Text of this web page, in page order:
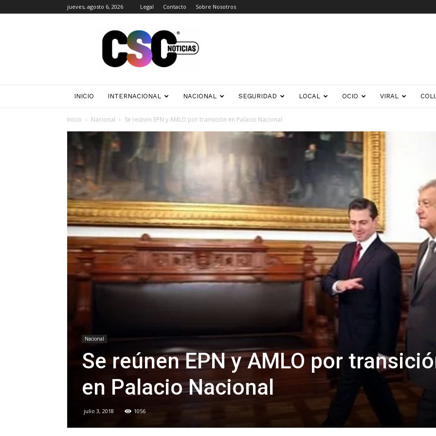
jueves, agosto 6, 2026 Legal Contacto Sobre Nosotros
Noticias
INICIO INTERNACIONAL NACIONAL SEGURIDAD LOCAL OCIO VIRAL
Inicio Nacional Se reúnen EPN y AMLO por transición en Palacio Nacional
Nacional
Se reúnen EPN y AMLO por
en Palacio Nacional
julio 3, 2018 1056